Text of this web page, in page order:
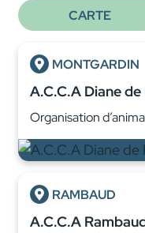
CARTE
MONTGARDIN
A.C.C.A Diane
Organisation
RAMBAUD
A.C.C.A